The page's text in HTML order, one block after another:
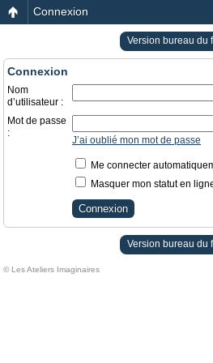
Connexion
Version bureau du
Connexion
Nom
d’utilisateur :
Mot de passe
:
J’ai oublié mon mot de passe
Me connecter
Masquer mon statut en
Version bureau du
© Les Ateliers Imaginaires